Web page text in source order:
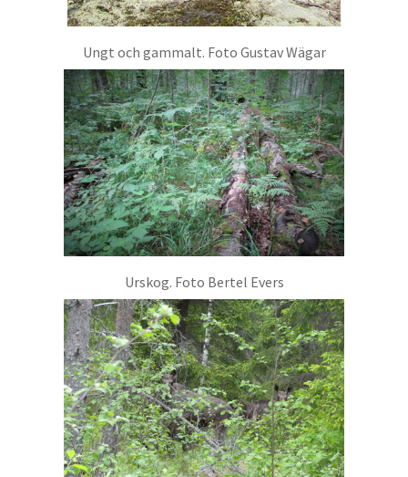
Ungt och gammalt. Foto Gustav Wägar
Urskog. Foto Bertel Evers